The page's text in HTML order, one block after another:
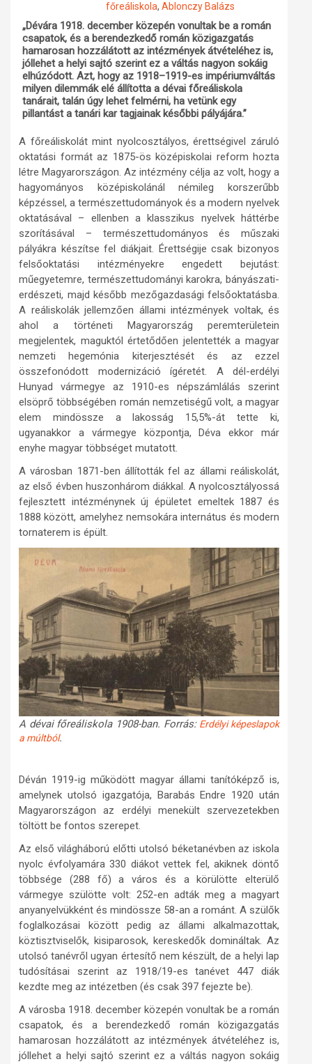
Műhelymunkák
főreáliskola, Ablonczy Balázs
„Dévára 1918. december közepén vonultak be a román
csapatok, és a berendezkedő román közigazgatás
hamarosan hozzálátott az intézmények átvételéhez is,
jóllehet a helyi sajtó szerint ez a váltás nagyon sokáig
elhúzódott. Azt, hogy az 1918–1919-es impériumváltás
milyen dilemmák elé állította a dévai főreáliskola
tanárait, talán úgy lehet felmérni, ha vetünk egy
pillantást a tanári kar tagjainak későbbi pályájára.”
A főreáliskolát mint nyolcosztályos, érettségivel záruló
oktatási formát az 1875-ös középiskolai reform hozta
létre Magyarországon. Az intézmény célja az volt, hogy a
hagyományos középiskolánál némileg korszerűbb
képzéssel, a természettudományok és a modern nyelvek
oktatásával – ellenben a klasszikus nyelvek háttérbe
szorításával – természettudományos és műszaki
pályákra készítse fel diákjait. Érettségije csak bizonyos
felsőoktatási intézményekre engedett bejutást:
műegyetemre, természettudományi karokra, bányászati-
erdészeti, majd később mezőgazdasági felsőoktatásba.
A reáliskolák jellemzően állami intézmények voltak, és
ahol a történeti Magyarország peremterületein
megjelentek, maguktól értetődően jelentették a magyar
nemzeti hegemónia kiterjesztését és az ezzel
összefonódott modernizáció ígéretét. A dél-erdélyi
Hunyad vármegye az 1910-es népszámlálás szerint
elsöprő többségében román nemzetiségű volt, a magyar
elem mindössze a lakosság 15,5%-át tette ki,
ugyanakkor a vármegye központja, Déva ekkor már
enyhe magyar többséget mutatott.
A városban 1871-ben állították fel az állami reáliskolát,
az első évben huszonhárom diákkal. A nyolcosztályossá
fejlesztett intézménynek új épületet emeltek 1887 és
1888 között, amelyhez nemsokára internátus és modern
tornaterem is épült.
A dévai főreáliskola 1908-ban. Forrás: Erdélyi képeslapok
a múltból.
Déván 1919-ig működött magyar állami tanítóképző is,
amelynek utolsó igazgatója, Barabás Endre 1920 után
Magyarországon az erdélyi menekült szervezetekben
töltött be fontos szerepet.
Az első világháború előtti utolsó béketanévben az iskola
nyolc évfolyamára 330 diákot vettek fel, akiknek döntő
többsége (288 fő) a város és a körülötte elterülő
vármegye szülötte volt: 252-en adták meg a magyart
anyanyelvükként és mindössze 58-an a románt. A szülők
foglalkozásai között pedig az állami alkalmazottak,
köztisztviselők, kisiparosok, kereskedők domináltak. Az
utolsó tanévről ugyan értesítő nem készült, de a helyi lap
tudósításai szerint az 1918/19-es tanévet 447 diák
kezdte meg az intézetben (és csak 397 fejezte be).
A városba 1918. december közepén vonultak be a román
csapatok, és a berendezkedő román közigazgatás
hamarosan hozzálátott az intézmények átvételéhez is,
jóllehet a helyi sajtó szerint ez a váltás nagyon sokáig